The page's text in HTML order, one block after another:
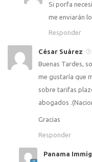
Si porfa
me enviarán
Responder
César Suárez
Buenas Tardes,
me gustaría que
sobre tarifas
abogados
Gracias
Responder
Panama